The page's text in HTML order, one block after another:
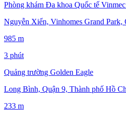
Phòng khám Đa khoa Quốc tế
Nguyễn Xiển, Vinhomes Grand
985 m
3 phút
Quảng trường Golden Eagle
Long Bình, Quận 9, Thành phố Hồ
233 m